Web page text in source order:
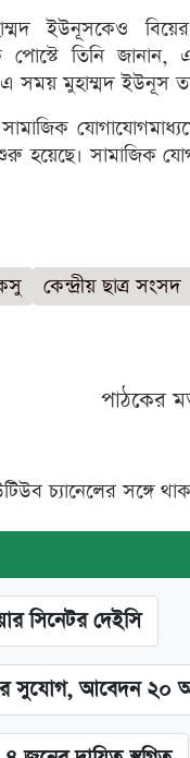
ইউনূসকেও
তিনি জানান,
এ সময় মুহাম্মদ ইউনূস
হয়েছে। সামাজিক
কেন্দ্রীয় ছাত্র সংসদ
পাঠকের
চ্যানেলের সঙ্গে
সিনেটর দেইসি
সুযোগ, আবেদন ২০